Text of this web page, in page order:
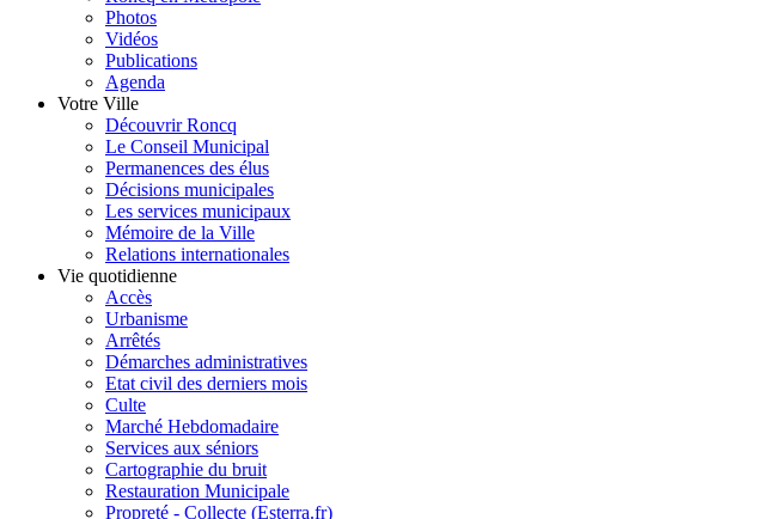
Photos
Vidéos
Publications
Agenda
Votre Ville
Découvrir Roncq
Le Conseil Municipal
Permanences des élus
Décisions municipales
Les services municipaux
Mémoire de la Ville
Relations internationales
Vie quotidienne
Accès
Urbanisme
Arrêtés
Démarches administratives
Etat civil des derniers mois
Culte
Marché Hebdomadaire
Services aux séniors
Cartographie du bruit
Restauration Municipale
Propreté - Collecte (Esterra.fr)